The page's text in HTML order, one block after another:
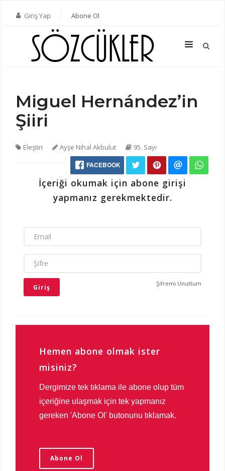
Giriş Yap Abone Ol
SON SAYI
TÜM SAYILAR
Miguel Hernández’in
Şiiri
Eleştiri Ayşe Nihal Akbulut
95. Sayı
FACEBOOK
İçeriği okumak için abone girişi
yapmanız gerekmektedir.
EMAIL
ŞIFRE
Şifremi Unuttum
Hemen abone olmak ister
misiniz?
Dergimize tek tıklama ile abone olup tüm
içeriğine ulaşmak için tek yapmanız
gereken 'Abone Ol' butonunu tıklamak.
Abone Ol